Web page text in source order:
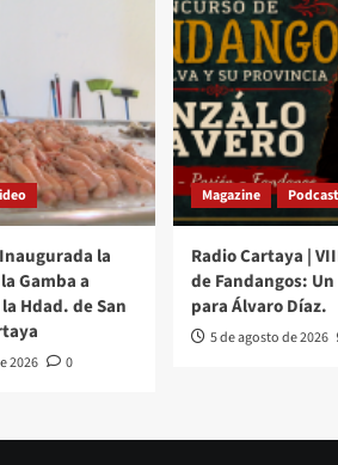
la
Gamba a
Hdad. de San
2026 0
Magazine Podcast
Radio Cartaya |
de Fandangos:
para Álvaro Díaz.
5 de agosto de 2026